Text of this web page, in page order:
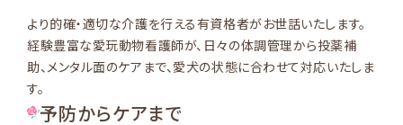
より的確・適切な介護を行える有資格者がお世話いたします。
経験豊富な愛玩動物看護師が、日々の体調管理から投薬補
助、メンタル面のケアまで、愛犬の状態に合わせて対応いたしま
す。
予防からケアまで